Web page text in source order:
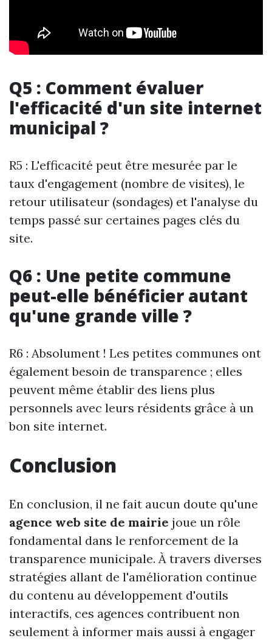
Q5 : Comment évaluer
l'efficacité d'un site internet
municipal ?
R5 : L'efficacité peut être mesurée par le
taux d'engagement (nombre de visites), le
retour utilisateur (sondages) et l'analyse du
temps passé sur certaines pages clés du
site.
Q6 : Une petite commune
peut-elle bénéficier autant
qu'une grande ville ?
R6 : Absolument ! Les petites communes ont
également besoin de transparence ; elles
peuvent même établir des liens plus
personnels avec leurs résidents grâce à un
bon site internet.
Conclusion
En conclusion, il ne fait aucun doute qu'une
agence web site de mairie joue un rôle
fondamental dans le renforcement de la
transparence municipale. À travers diverses
stratégies allant de l'amélioration continue
du contenu au développement d'outils
interactifs, ces agences contribuent non
seulement à informer mais aussi à engager